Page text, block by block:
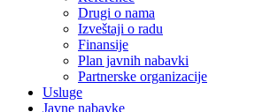
Drugi o nama
Izveštaji o radu
Finansije
Plan javnih nabavki
Partnerske organizacije
Usluge
Javne nabavke